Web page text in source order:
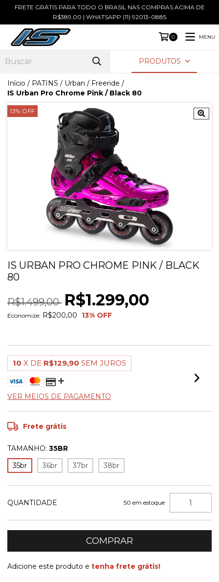
FRETE GRÁTIS PARA TODO O BRASIL NAS COMPRAS ACIMA DE
R$389,00 | WHATSAPP (11) 92013-0885
0 MENU
PRODUTOS
Início / PATINS / Urban / Freeride /
IS Urban Pro Chrome Pink / Black 80
13% OFF
IS URBAN PRO CHROME PINK / BLACK
80
R$1.499,00 R$1.299,00
Economize: R$200,00 13% OFF
10 X DE R$129,90 SEM JUROS
VER MEIOS DE PAGAMENTO
Frete grátis
TAMANHO: 35BR
35br
36br 37br 38br
QUANTIDADE 50 em estoque
Adicione este produto e tenha frete grátis!